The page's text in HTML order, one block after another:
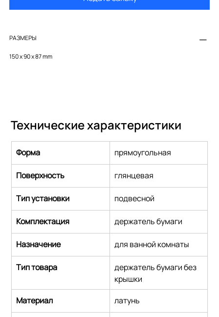
РАЗМЕРЫ
150 x 90 x 87 mm
Технические характеристики
Форма прямоугольная
Поверхность глянцевая
Тип установки подвесной
Комплектация держатель бумаги
Назначение для ванной комнаты
Тип товара
держатель бумаги без
крышки
Материал
латунь